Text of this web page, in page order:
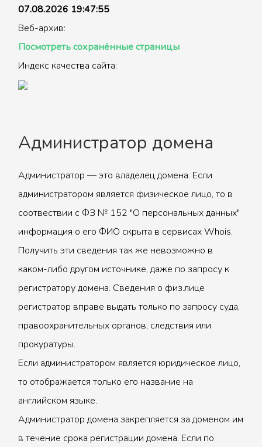
07.08.2026 19:47:55
Веб-архив:
Посмотреть сохранённые страницы
Индекс качества сайта:
Администратор домена
Администратор — это владелец домена. Если
администратором является физическое лицо, то в
соотвествии с ФЗ № 152 "О персональных данных"
информация о его ФИО скрыта в сервисах Whois.
Получить эти сведения так же невозможно в
каком-либо другом источнике, даже по запросу к
регистратору домена. Сведения о физ.лице
регистратор вправе выдать только по запросу суда,
правоохранительных органов, следствия или
прокуратуры.
Если администратором является юридическое лицо,
то отображается только его название на
английском языке.
Администратор домена закрепляется за доменом им
в течение срока регистрации домена. Если по